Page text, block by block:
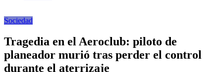
Sociedad
Tragedia en el Aeroclub: piloto de
planeador murió tras perder el control
durante el aterrizaje